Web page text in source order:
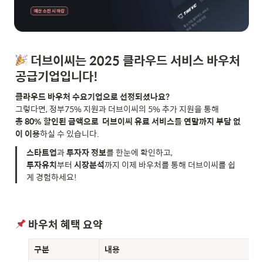
공급기업입니다!
총 80% 할인된 금액으로 더브이씨 유료 서비스를 연말까지 부담 없
이 이용하실 수 있습니다.
스타트업과 투자자 정보
투자유치부터 시장분석까지 이제 바우처를 통해 더브이씨를 쉽
게 경험하세요!
바우처 혜택 요약
구분
내용